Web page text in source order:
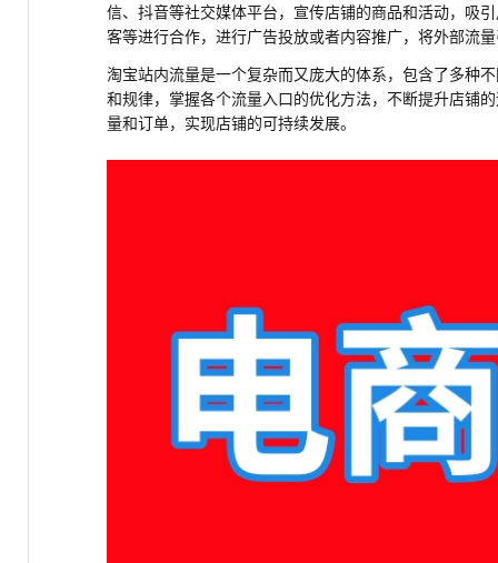
信、抖音等社交媒体平台，宣传店铺的商品和活动，吸
客等进行合作，进行广告投放或者内容推广，将外部流
淘宝站内流量是一个复杂而又庞大的体系，包含了多种
和规律，掌握各个流量入口的优化方法，不断提升店铺
量和订单，实现店铺的可持续发展。